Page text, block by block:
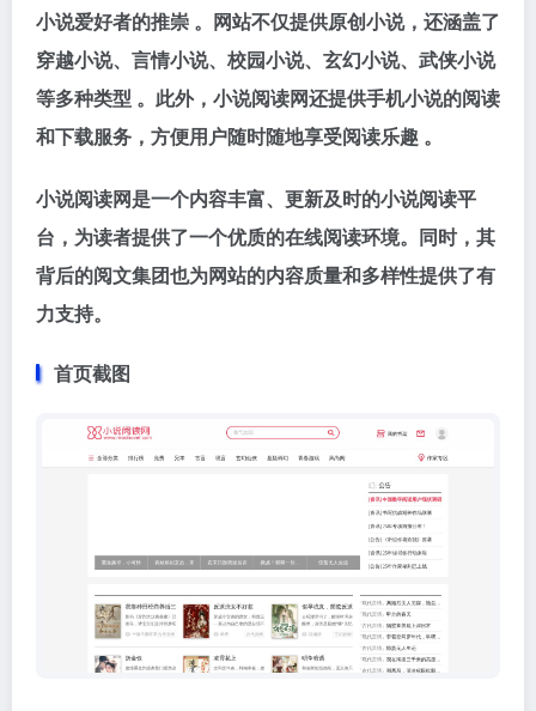
小说爱好者的推崇 。网站不仅提供原创小说，还涵盖了
穿越小说、言情小说、校园小说、玄幻小说、武侠小说
等多种类型 。此外，小说阅读网还提供手机小说的阅读
和下载服务，方便用户随时随地享受阅读乐趣 。
小说阅读网是一个内容丰富、更新及时的小说阅读平
台，为读者提供了一个优质的在线阅读环境。同时，其
背后的阅文集团也为网站的内容质量和多样性提供了有
力支持。
首页截图